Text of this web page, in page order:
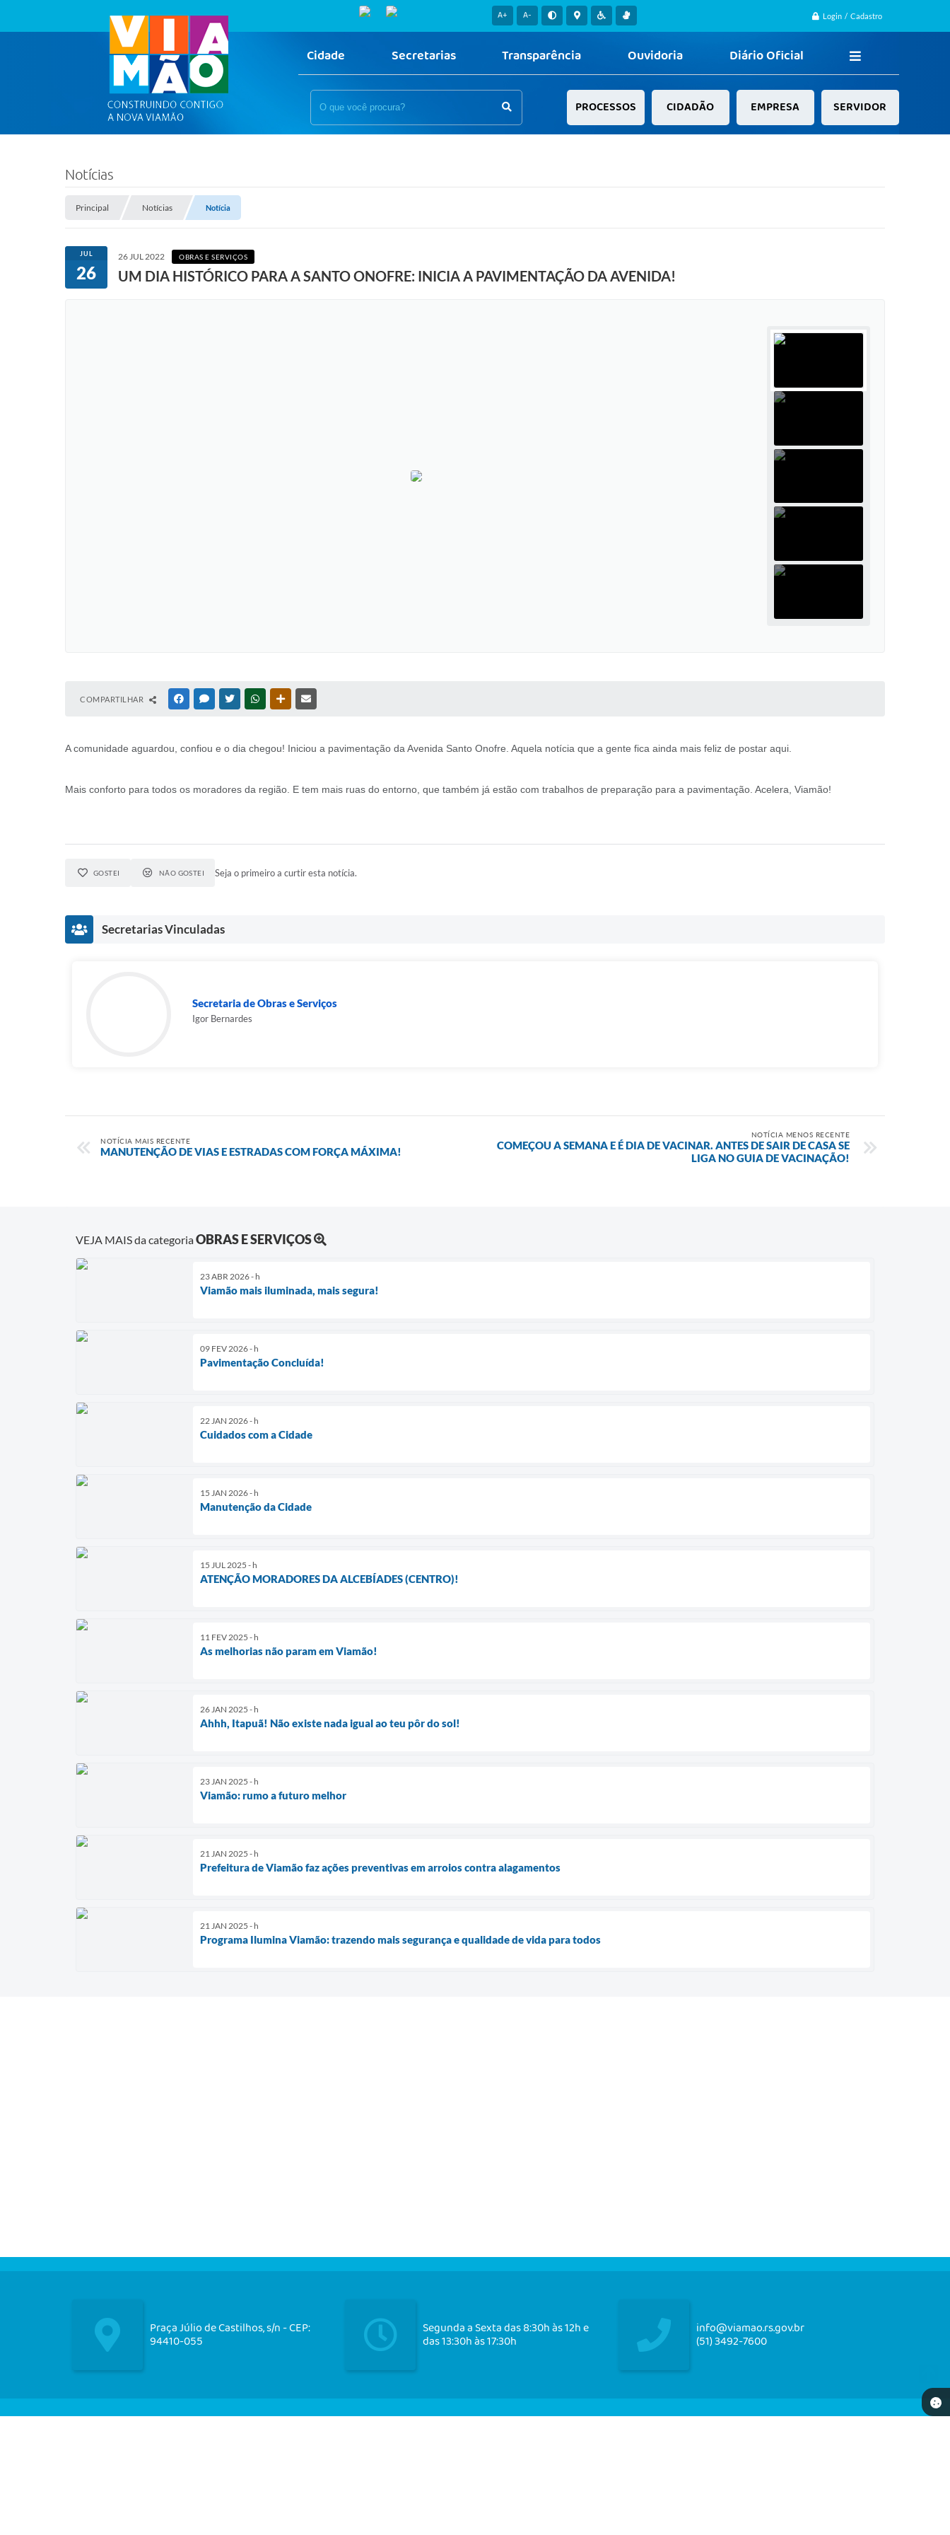
Login / Cadastro
A+ A-
Cidade Secretarias Transparência Ouvidoria Diário Oficial
PROCESSOS CIDADÃO EMPRESA SERVIDOR
Notícias
Principal Notícias Notícia
JUL
26
26 JUL 2022 OBRAS E SERVIÇOS
UM DIA HISTÓRICO PARA A SANTO ONOFRE: INICIA A PAVIMENTAÇÃO DA AVENIDA!
COMPARTILHAR FACEBOOKMESSENGER
TWITTERWHATSAPPOUTRAS MÍDIAS
A comunidade aguardou, confiou e o dia chegou! Iniciou a pavimentação da Avenida Santo Onofre. Aquela notícia que a gente fica ainda mais feliz de postar aqui.
Mais conforto para todos os moradores da região. E tem mais ruas do entorno, que também já estão com trabalhos de preparação para a pavimentação. Acelera, Viamão!
GOSTEI NÃO GOSTEI Seja o primeiro a curtir esta notícia.
Secretarias Vinculadas
Secretaria de Obras e Serviços
Igor Bernardes
NOTÍCIA MAIS RECENTE
MANUTENÇÃO DE VIAS E ESTRADAS COM FORÇA MÁXIMA!
NOTÍCIA MENOS RECENTE
COMEÇOU A SEMANA E É DIA DE VACINAR. ANTES DE SAIR DE CASA SE
LIGA NO GUIA DE VACINAÇÃO!
VEJA MAIS da categoriaOBRAS E SERVIÇOS
23 ABR 2026 - h
Viamão mais iluminada, mais segura!
09 FEV 2026 - h
Pavimentação Concluída!
22 JAN 2026 - h
Cuidados com a Cidade
15 JAN 2026 - h
Manutenção da Cidade
15 JUL 2025 - h
ATENÇÃO MORADORES DA ALCEBÍADES (CENTRO)!
11 FEV 2025 - h
As melhorias não param em Viamão!
26 JAN 2025 - h
Ahhh, Itapuã! Não existe nada igual ao teu pôr do sol!
23 JAN 2025 - h
Viamão: rumo a futuro melhor
21 JAN 2025 - h
Prefeitura de Viamão faz ações preventivas em arroios contra alagamentos
21 JAN 2025 - h
Programa Ilumina Viamão: trazendo mais segurança e qualidade de vida para todos
Praça Júlio de Castilhos, s/n - CEP:
94410-055
Segunda a Sexta das 8:30h às 12h e
das 13:30h às 17:30h
info@viamao.rs.gov.br
(51) 3492-7600